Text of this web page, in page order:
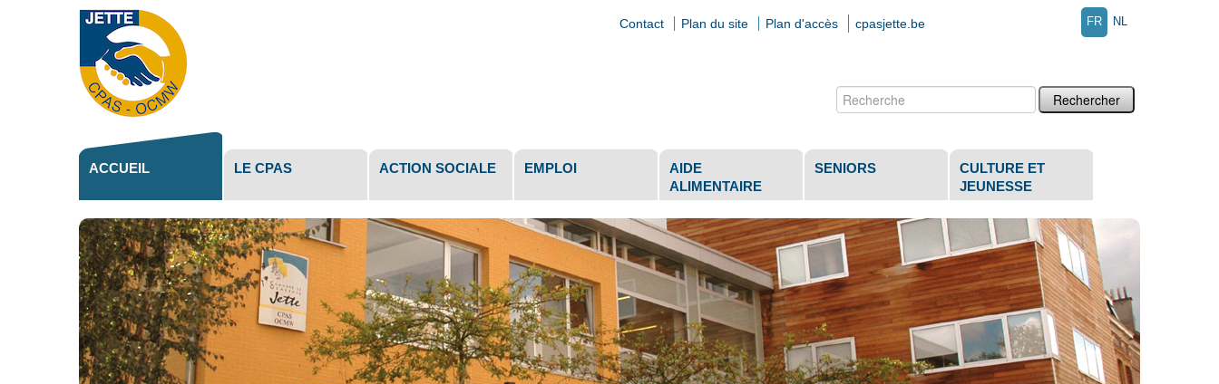
NL
FR
Contact Plan du site Plan d'accès cpasjette.be
Chercher par
ACCUEIL LE CPAS ACTION SOCIALE EMPLOI
AIDE
ALIMENTAIRE
SENIORS
CULTURE ET
JEUNESSE